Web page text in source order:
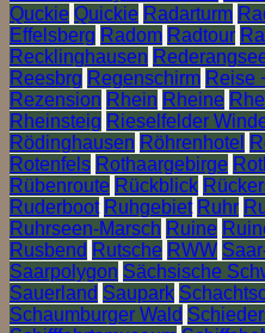
Quckie Quickie Radarturm
Effelsberg Radom Radtour
Recklinghausen
Reesbrg Regenschirm Reise
Rezension Rhein Rheine
Rheinsteig Rieselfelder
Rödinghausen Röhrenhotel
Rotenfels Rothaargebirge
Rübenroute Rückblick
Ruderboot Ruhgebiet Ruhr
Ruhrseen-Marsch Ruine
Rusbend Rutsche RWW
Saarpolygon Sächsische
Sauerland Saupark
Schaumburger Wald